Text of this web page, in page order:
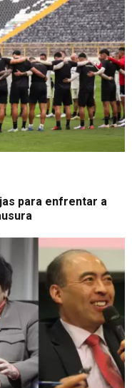
para enfrentar a